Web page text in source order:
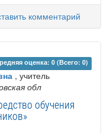
комментарий
оценка: 0 (Всего: 0)
, учитель
обл
обучения